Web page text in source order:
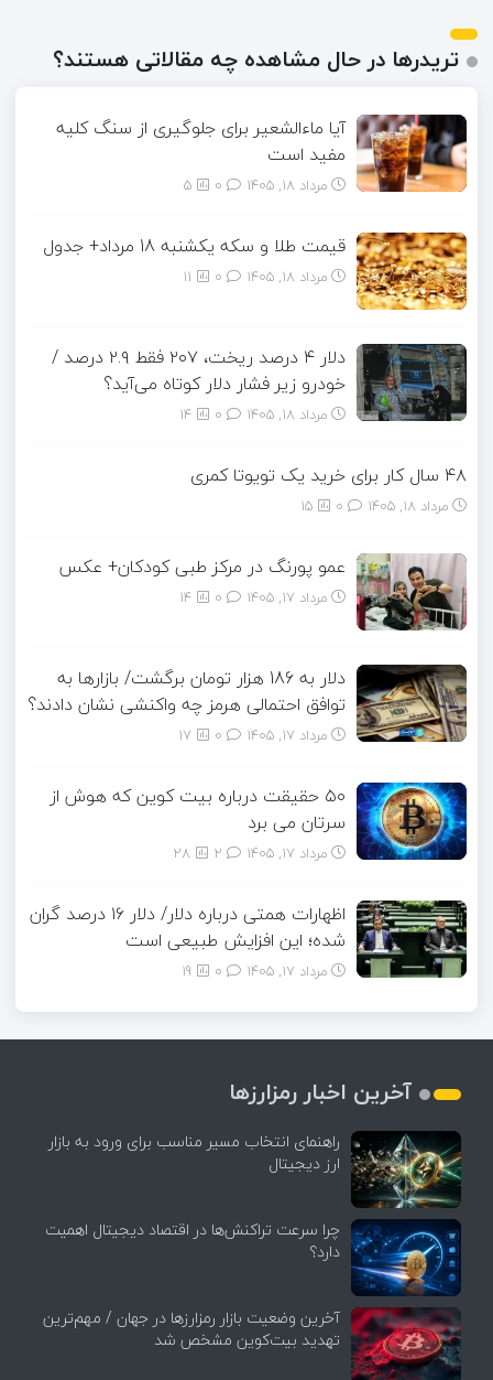
تریدرها در حال مشاهده چه مقالاتی هستند؟
آیا ماءالشعیر برای جلوگیری از سنگ کلیه
مفید است
مرداد ۱۸, ۱۴۰۵ 5
قیمت طلا و سکه یکشنبه 18 مرداد+ جدول
مرداد ۱۸, ۱۴۰۵ 11
دلار ۴ درصد ریخت، ۲۰۷ فقط ۲.۹ درصد /
خودرو زیر فشار دلار کوتاه می‌آید؟
مرداد ۱۸, ۱۴۰۵ 14
۴۸ سال کار برای خرید یک تویوتا کمری
مرداد ۱۸, ۱۴۰۵ 15
عمو پورنگ در مرکز طبی کودکان+ عکس
مرداد ۱۷, ۱۴۰۵ 14
دلار به 186 هزار تومان برگشت/ بازارها به
توافق احتمالی هرمز چه واکنشی نشان دادند؟
مرداد ۱۷, ۱۴۰۵ 17
۵۰ حقیقت درباره بیت کوین که هوش از
سرتان می برد
مرداد ۱۷, ۱۴۰۵ 28
اظهارات همتی درباره دلار/ دلار ۱۶ درصد گران
شده؛ این افزایش طبیعی است
مرداد ۱۷, ۱۴۰۵ 19
آخرین اخبار رمزارزها
راهنمای انتخاب مسیر مناسب برای ورود به بازار
ارز دیجیتال
چرا سرعت تراکنش‌ها در اقتصاد دیجیتال اهمیت
دارد؟
آخرین وضعیت بازار رمزارزها در جهان / مهم‌ترین
تهدید بیت‌کوین مشخص شد